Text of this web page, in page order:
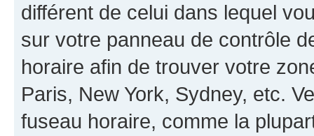
différent de celui dans lequel
sur votre panneau de contrôle
horaire afin de trouver votre
Paris, New York, Sydney, etc.
fuseau horaire, comme la